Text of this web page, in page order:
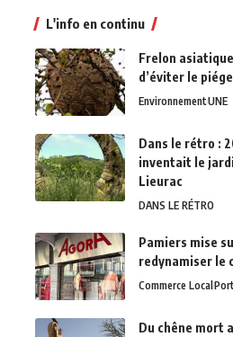
L'info en continu
Frelon
d’éviter le
EnvironnementUNE
Dans le rétro :
inventait le
Lieurac
DANS LE RÉTRO
Pamiers mise
redynamiser le
Commerce Local
Du chêne mort